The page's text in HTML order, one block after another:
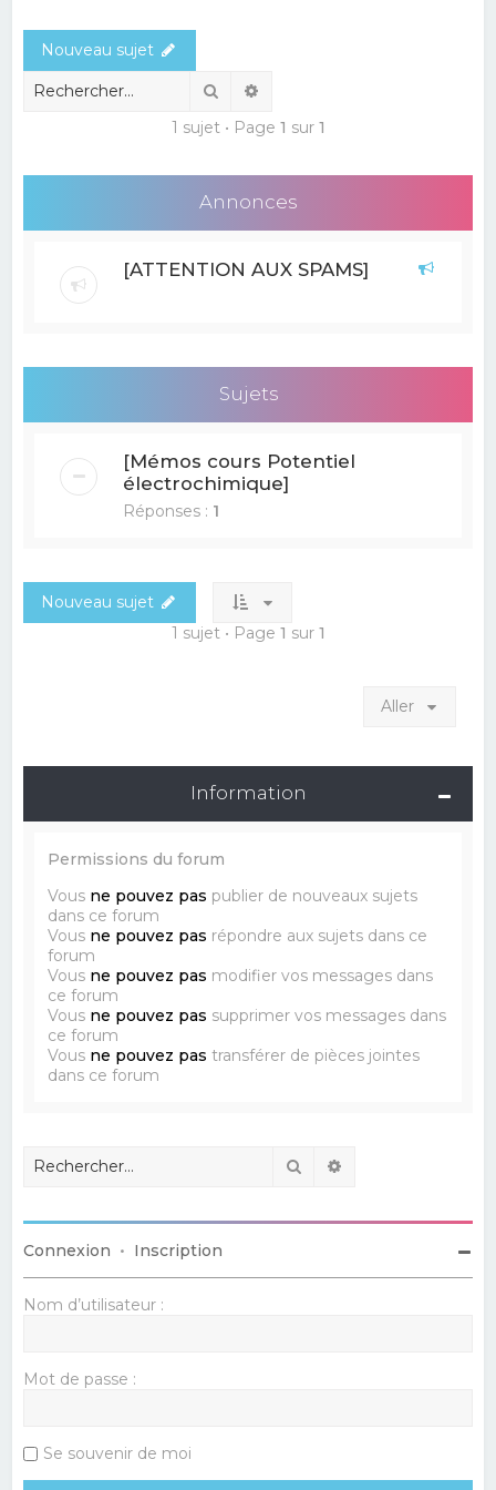
r
Nouveau sujet
Rechercher
1 sujet • Page 1 sur 1
Annonces
[ATTENTION AUX SPAMS]
Sujets
[Mémos cours Potentiel
électrochimique]
Réponses : 1
Nouveau sujet
1 sujet • Page 1 sur 1
Aller
Information
Permissions du forum
Vous ne pouvez pas publier de nouveaux sujets
dans ce forum
Vous ne pouvez pas répondre aux sujets dans ce
forum
Vous ne pouvez pas modifier vos messages dans
ce forum
Vous ne pouvez pas supprimer vos messages dans
ce forum
Vous ne pouvez pas transférer de pièces jointes
dans ce forum
Rechercher
Connexion • Inscription
Nom d’utilisateur :
Mot de passe :
Se souvenir de moi